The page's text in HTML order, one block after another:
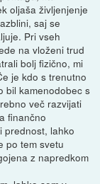
oljaša življenjenje
saj se
Pri vseh
na vloženi trud
bolj fizično, mi
je kdo s trenutno
bil kamenodobec s
več razvijati
finančno
prednost, lahko
po tem svetu
z napredkom